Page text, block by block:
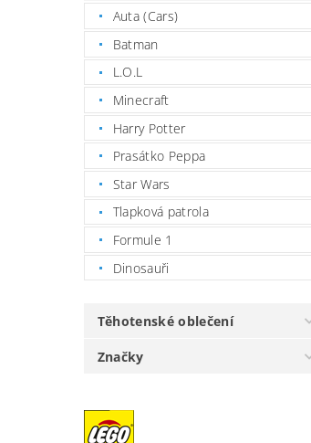
Auta (Cars)
Batman
L.O.L
Minecraft
Harry Potter
Prasátko Peppa
Star Wars
Tlapková patrola
Formule 1
Dinosauři
Těhotenské oblečení
Značky